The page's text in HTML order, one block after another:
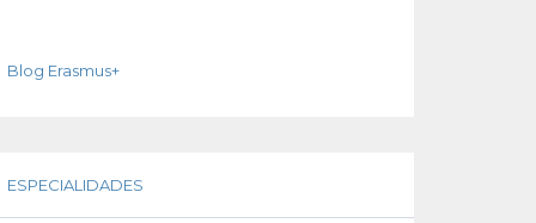
Blog Erasmus+
ESPECIALIDADES